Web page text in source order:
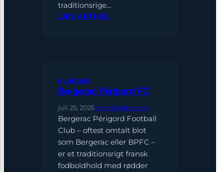
traditionsrige…
LÆS ARTIKEL
KLUBBER
Bergerac Périgord FC
juli 25, 2025Franskfodbold.dk
Bergerac Périgord Football
Club – oftest omtalt blot
som Bergerac eller BPFC –
er et traditionsrigt fransk
fodboldhold med rødder